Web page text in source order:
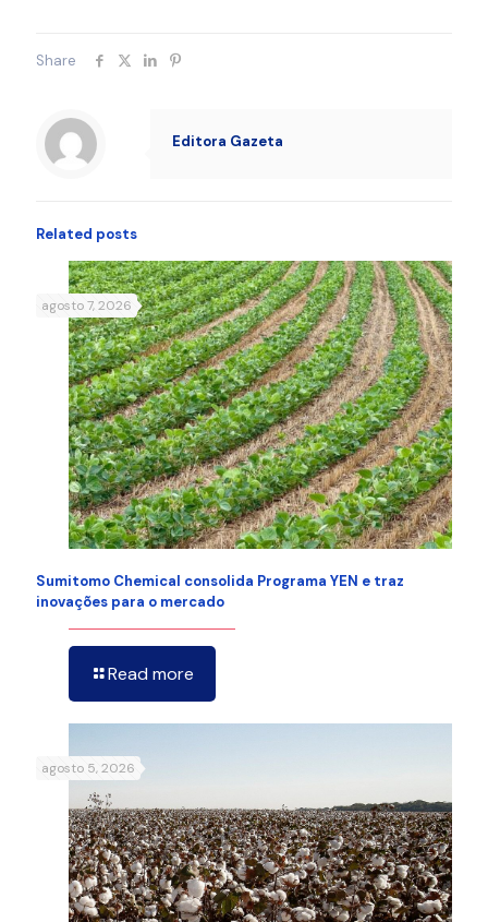
Share
Editora Gazeta
Related posts
agosto 7, 2026
Sumitomo Chemical consolida Programa YEN e traz
inovações para o mercado
Read more
agosto 5, 2026